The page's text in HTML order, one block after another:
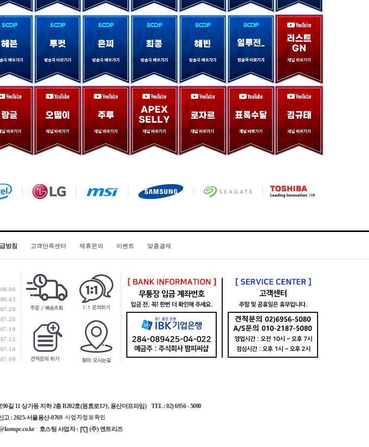
방침 고객만족센터 제휴문의 이벤트 맞춤결제
06
03
28
20
19
15
10
09
길 11 상가동 지하 2층 B202호(원효로1가, 용산더프라임) TEL : 02) 6956 - 5080
: 2025-서울용산-0769
호스팅 사업자 :
(주) 엔트리즈